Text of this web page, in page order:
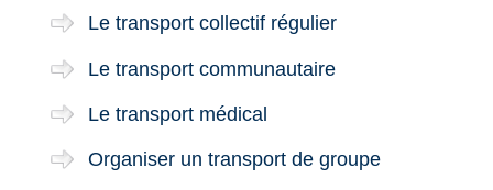
Le transport collectif régulier
Le transport communautaire
Le transport médical
Organiser un transport de groupe